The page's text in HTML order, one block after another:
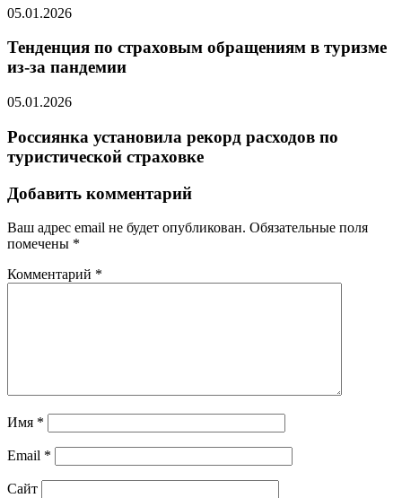
05.01.2026
Тенденция по страховым обращениям в туризме
из-за пандемии
05.01.2026
Россиянка установила рекорд расходов по
туристической страховке
Добавить комментарий
Ваш адрес email не будет опубликован. Обязательные поля
помечены *
Комментарий *
Имя *
Email *
Сайт